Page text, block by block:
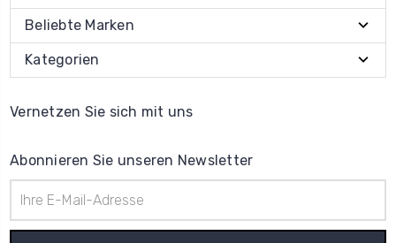
Beliebte Marken
Kategorien
Vernetzen Sie sich mit uns
Abonnieren Sie unseren Newsletter
Mail-
Adresse